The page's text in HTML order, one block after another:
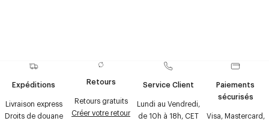
Expéditions
Livraison express
Droits de douane
Retours
Retours gratuits
Créer votre retour
Service Client
Lundi au Vendredi,
de 10h à 18h, CET
Paiements
sécurisés
Visa, Mastercard,